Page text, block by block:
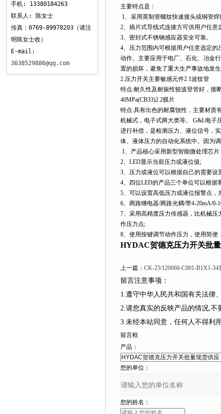
手机: 13380184263
联系人: 陈女士
传真：0769-89978203（请注
明陈女士收）
E-mail:
3638529886@qq.com
主要特点是：
1、采用英制管螺纹快速接头或铜管
2、插片式导线式连接方可供用户任意
3、密封式不锈钢感应器安全可靠。
4、压力范围内可根据用户任意选定
动作。主要应用于电厂、石化、冶金
置的损坏，避免了重大生产事故
2.压力开关主要敏感元件2.1波纹
特点:耐久性及耐振性较波登管好，接
40MPa(CB33)2.2膜片
特点:具有出色的耐腐蚀性，主要材质
机械式，电子式两大类等。 G&L电子
进行补偿，是检测压力、液位信号，
体、液体压力的自动化系统中。因为
1、产品核心采用新型智能微处理芯
2、LED显示当前压力或液位值;
3、压力或液位可以根据自己的需要设
4、四位LED的产品三个单位可以根
5、可以设置高低压力或液位报警点
6、两路继电器/两路光耦/带4-20mA/
7、采用高精度压力传感器，比机械
作压力点;
8、使用按键调节动作压力，使用简
HYDAC贺德克压力开关批
上一篇： CK-25/120060-C001-B1X1-
留言注意事项：
1.遵守中华人民共和国有关法律
2.请您真实的反映产品的情况,
3.未经本站同意，任何人不得利
留言框
产品：
您的单位：
您的姓名：